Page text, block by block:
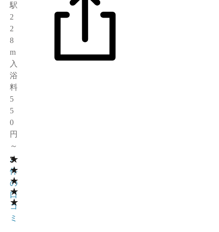
駅
2
2
8
m
入
浴
料
5
5
0
円
～
★
★
★
★
★
3
2
件
の
口
コ
ミ